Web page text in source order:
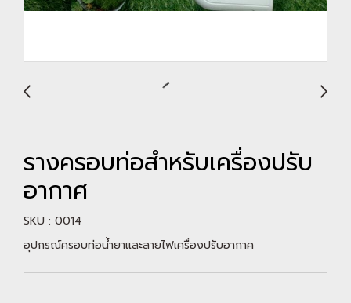
รางครอบท่อสำหรับเครื่องปรับ
อากาศ
SKU : 0014
อุปกรณ์ครอบท่อน้ำยาและสายไฟเครื่องปรับอากาศ